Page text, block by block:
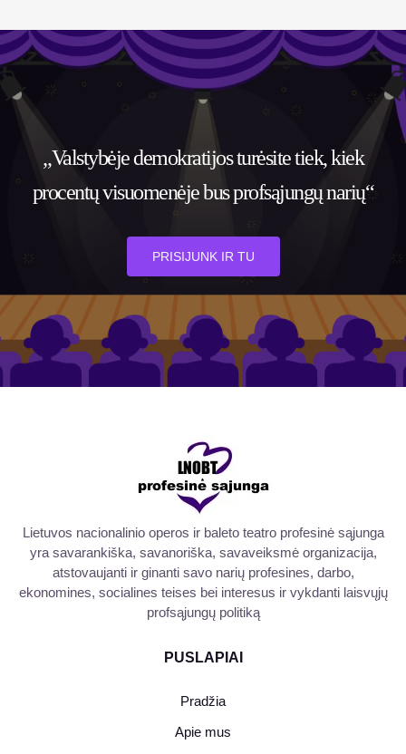
„Valstybėje demokratijos turėsite tiek, kiek
procentų visuomenėje bus profsąjungų narių“
PRISIJUNK IR TU
Lietuvos nacionalinio operos ir baleto teatro profesinė sąjunga
yra savarankiška, savanoriška, savaveiksmė organizacija,
atstovaujanti ir ginanti savo narių profesines, darbo,
ekonomines, socialines teises bei interesus ir vykdanti laisvųjų
profsąjungų politiką
PUSLAPIAI
Pradžia
Apie mus